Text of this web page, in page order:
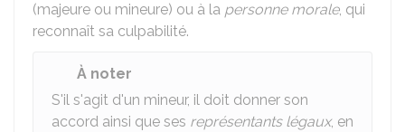
(majeure ou mineure) ou à la personne morale, qui
reconnaît sa culpabilité.
À noter
S'il s'agit d'un mineur, il doit donner son
accord ainsi que ses représentants légaux, en